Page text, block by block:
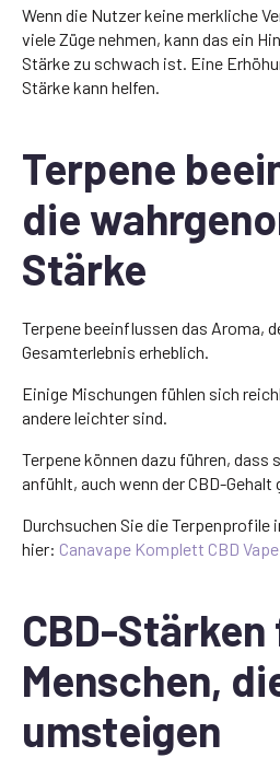
Wenn die Nutzer keine merkliche
viele Züge nehmen, kann das ein
Stärke zu schwach ist. Eine
Stärke kann helfen.
Terpene
die
Stärke
Terpene beeinflussen das Aroma,
Gesamterlebnis erheblich.
Einige Mischungen fühlen sich
andere leichter sind.
Terpene können dazu führen,
anfühlt, auch wenn der CBD-Gehalt
Durchsuchen Sie die Terpenprofile
hier: Canavape Komplett CBD
CBD-
Menschen,
umsteigen